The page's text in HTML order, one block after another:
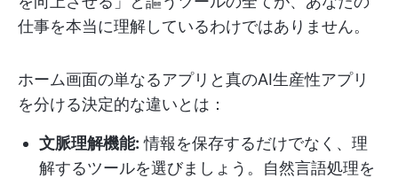
仕事を本当に理解しているわけではありません。
ホーム画面の単なるアプリと真のAI生産性アプリ
を分ける決定的な違いとは：
文脈理解機能: 情報を保存するだけでなく、理
解するツールを選びましょう。自然言語処理を